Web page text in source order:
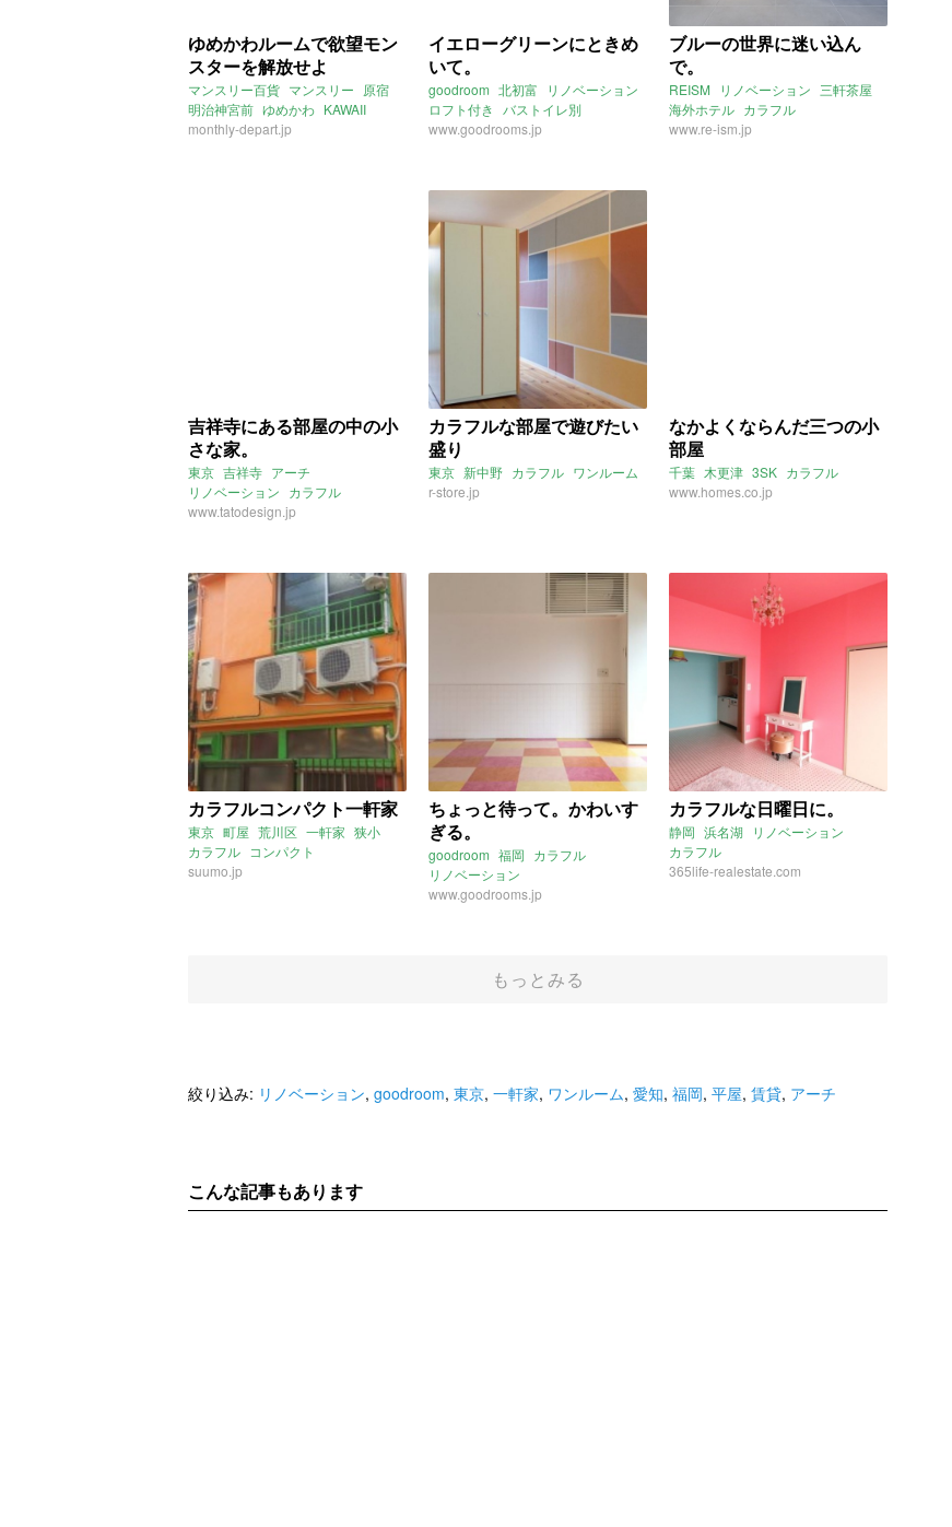
ゆめかわルームで欲望モン
スターを解放せよ
マンスリー百貨 マンスリー 原宿
明治神宮前 ゆめかわ KAWAII
カラフル 個性的
monthly-depart.jp
イエローグリーンにときめ
いて。
goodroom 北初富
リノベーション
ロフト付き
バストイレ別
アクセントクロス
www.goodrooms.jp
ブルーの世界に迷い込ん
で。
REISM リノベーション 三軒茶屋
海外ホテル カラフル
キッチン広々
www.re-ism.jp
吉祥寺にある部屋の中の小
さな家。
東京 吉祥寺 アーチ
リノベーション カラフル
www.tatodesign.jp
カラフルな部屋で遊びたい
盛り
東京 新中野 カラフル ワンルーム
r-store.jp
なかよくならんだ三つの小
部屋
千葉 木更津 3SK カラフル
www.homes.co.jp
カラフルコンパクト一軒家
東京 町屋 荒川区 一軒家 狭小
カラフル コンパクト
suumo.jp
ちょっと待って。かわいす
ぎる。
goodroom 福岡 カラフル
リノベーション
www.goodrooms.jp
カラフルな日曜日に。
静岡 浜名湖 リノベーション
カラフル
365life-realestate.com
もっとみる
絞り込み: リノベーション, goodroom, 東京, 一軒家, ワンルーム, 愛知, 福岡, 平屋, 賃貸, アーチ
こんな記事もあります